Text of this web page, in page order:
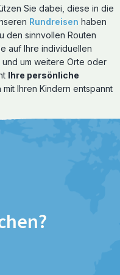
Sie dabei, diese in die
Rundreisen haben
den sinnvollen Routen
auf Ihre individuellen
um weitere Orte oder
Ihre persönliche
Ihren Kindern entspannt